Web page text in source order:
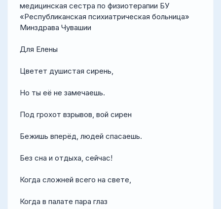
медицинская сестра по физиотерапии БУ
«Республиканская психиатрическая больница»
Минздрава Чувашии
Для Елены
Цветет душистая сирень,
Но ты её не замечаешь.
Под грохот взрывов, вой сирен
Бежишь вперёд, людей спасаешь.
Без сна и отдыха, сейчас!
Когда сложней всего на свете,
Когда в палате пара глаз